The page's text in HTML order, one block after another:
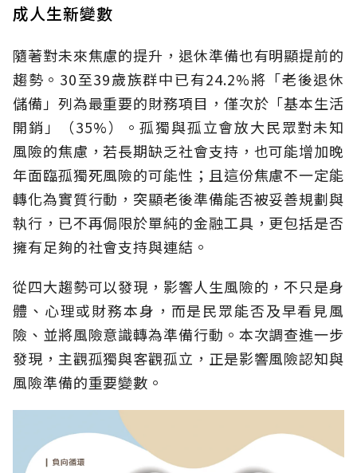
成人生新變數
隨著對未來焦慮的提升，退休準備也有明顯提前的
趨勢。30至39歲族群中已有24.2%將「老後退休
儲備」列為最重要的財務項目，僅次於「基本生活
開銷」（35%）。孤獨與孤立會放大民眾對未知
風險的焦慮，若長期缺乏社會支持，也可能增加晚
年面臨孤獨死風險的可能性；且這份焦慮不一定能
轉化為實質行動，突顯老後準備能否被妥善規劃與
執行，已不再侷限於單純的金融工具，更包括是否
擁有足夠的社會支持與連結。
從四大趨勢可以發現，影響人生風險的，不只是身
體、心理或財務本身，而是民眾能否及早看見風
險、並將風險意識轉為準備行動。本次調查進一步
發現，主觀孤獨與客觀孤立，正是影響風險認知與
風險準備的重要變數。